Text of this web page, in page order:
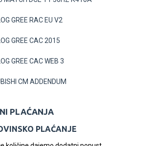
GREE RAC EU V2
GREE CAC 2015
GREE CAC WEB 3
CM ADDENDUM
PLAĆANJA
PLAĆANJE